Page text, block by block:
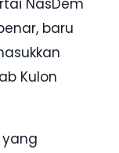
NasDem
baru
Kulon